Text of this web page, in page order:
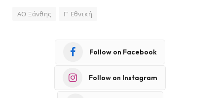
ΑΟ Ξάνθης Γ' Εθνική
Follow on Facebook
Follow on Instagram